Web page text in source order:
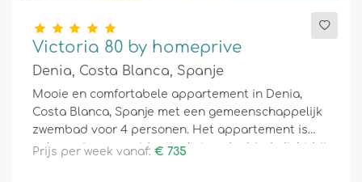
Victoria 80 by homeprive
Denia, Costa Blanca, Spanje
Mooie en comfortabele appartement in Denia,
Costa Blanca, Spanje met een gemeenschappelijk
zwembad voor 4 personen. Het appartement is
gelegen in een residentieel strandgebied, dicht bij
Prijs per week vanaf: € 735